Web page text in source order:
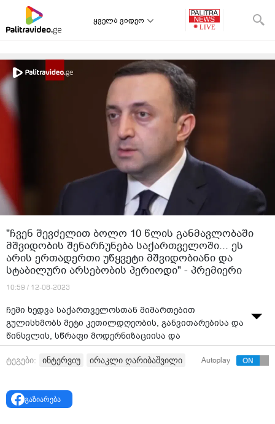
ყველა ვიდეო
"ჩვენ შევძელით ბოლო 10 წლის განმავლობაში
მშვიდობის შენარჩუნება საქართველოში... ეს
არის ერთადერთი უწყვეტი მშვიდობიანი და
სტაბილური არსებობის პერიოდი" - პრემიერი
10:59 / 12-08-2023
ჩემი ხედვა საქართველოსთან მიმართებით
გულისხმობს მეტი კეთილდღეობის, განვითარებისა და
წინსვლის, სწრაფი მოდერნიზაციისა და
ტრანსფორმაციის უზრუნველყოფას ჩვენი
ხალხისთვის, საქართველო შეიძლება იქცეს
ქვეყნად, - ამის შესახებ საქართველოს პრემიერ-
მინისტრმა ირაკლი ღარიბაშვილმა ჩინეთის
ტეგები: ინტერვიუ ირაკლი ღარიბაშვილი Autoplay
გაზიარება